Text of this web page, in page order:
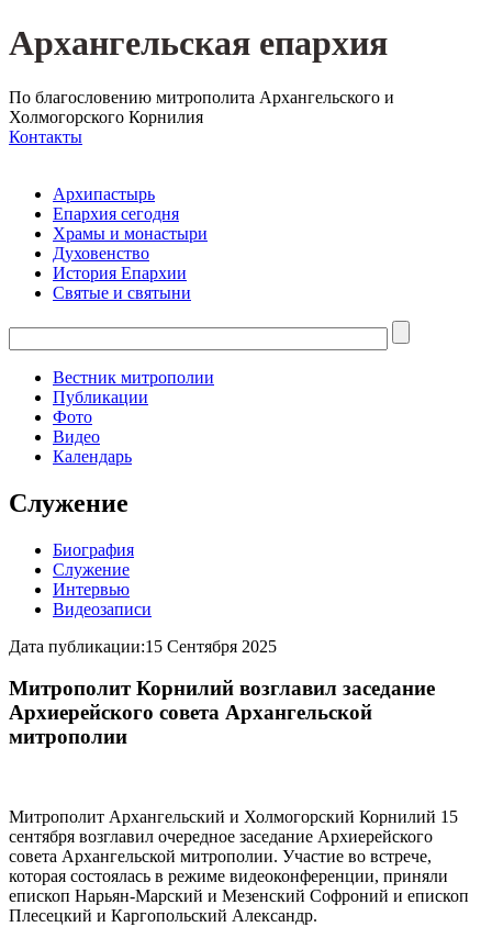
Архангельская епархия
По благословению митрополита Архангельского и
Холмогорского Корнилия
Контакты
Архипастырь
Епархия сегодня
Храмы и монастыри
Духовенство
История Епархии
Святые и святыни
Вестник митрополии
Публикации
Фото
Видео
Календарь
Служение
Биография
Служение
Интервью
Видеозаписи
Дата публикации:15 Сентября 2025
Митрополит Корнилий возглавил заседание
Архиерейского совета Архангельской
митрополии
Митрополит Архангельский и Холмогорский Корнилий 15
сентября возглавил очередное заседание Архиерейского
совета Архангельской митрополии. Участие во встрече,
которая состоялась в режиме видеоконференции, приняли
епископ Нарьян-Марский и Мезенский Софроний и епископ
Плесецкий и Каргопольский Александр.